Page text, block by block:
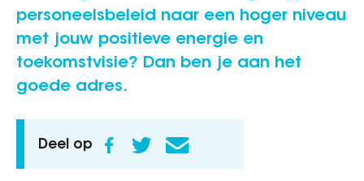
personeelsbeleid naar een hoger niveau
met jouw positieve energie en
toekomstvisie? Dan ben je aan het
goede adres.
Deel op